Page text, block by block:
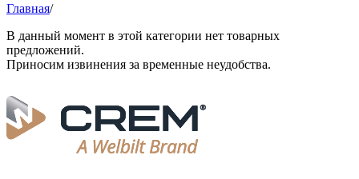
Главная/
В данный момент в этой категории нет товарных
предложений.
Приносим извинения за временные неудобства.